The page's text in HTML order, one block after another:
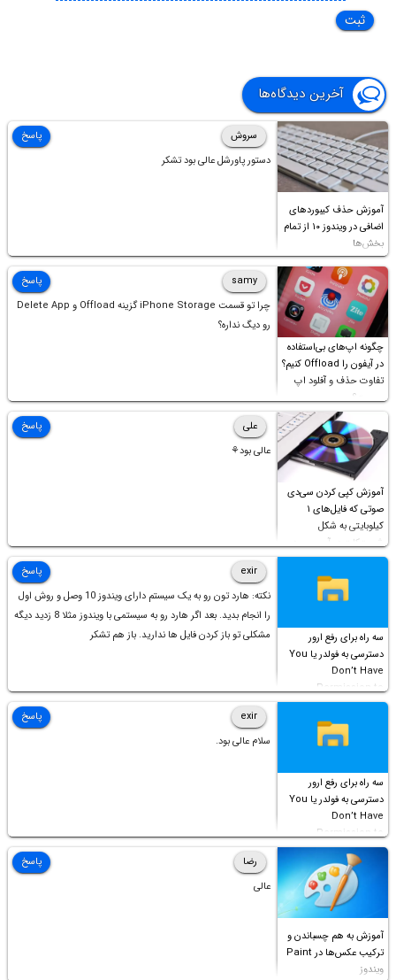
آخرین دیدگاه‌ها
آموزش حذف کیبوردهای
اضافی در ویندوز ۱۰ از تمام
بخش‌ها
سروش
دستور پاورشل عالی بود تشکر
پاسخ
چگونه اپ‌های بی‌استفاده
در آیفون را Offload کنیم؟
تفاوت حذف و آفلود اپ
چیست؟
samy
چرا تو قسمت iPhone Storage گزینه Offload و Delete App
رو دیگ نداره؟
پاسخ
آموزش کپی کردن سی‌دی
صوتی که فایل‌های ۱
کیلوبایتی به شکل
شورت‌کات در آن موجود
است!
علی
عالی بود⚘
پاسخ
سه راه برای رفع ارور
دسترسی به فولدر یا You
Don’t Have
Permission to
Access this folder
exir
نکته: هارد تون رو به یک سیستم دارای ویندوز 10 وصل و روش اول
را انجام بدید. بعد اگر هارد رو به سیستمی با ویندوز مثلا 8 زدید دیگه
مشکلی تو باز کردن فایل ها ندارید. باز هم تشکر
پاسخ
سه راه برای رفع ارور
دسترسی به فولدر یا You
Don’t Have
Permission to
Access this folder
exir
سلام عالی بود.
پاسخ
آموزش به هم چسباندن و
ترکیب عکس‌ها در Paint
ویندوز
رضا
عالی
پاسخ